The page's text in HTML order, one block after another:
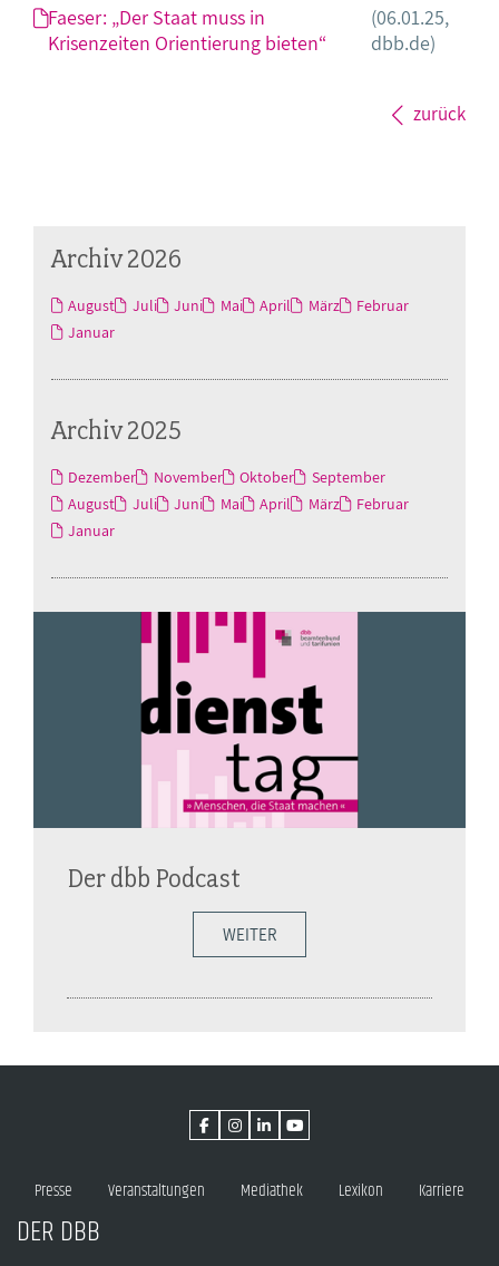
Faeser: „Der Staat muss in
Krisenzeiten Orientierung bieten“
(06.01.25,
dbb.de)
zurück
Archiv 2026
August Juli Juni Mai April März
Februar
Januar
Archiv 2025
Dezember November Oktober
September
August
Juli Juni Mai April März
Februar
Januar
Der dbb Podcast
WEITER
Presse Veranstaltungen Mediathek Lexikon Karriere
DER DBB